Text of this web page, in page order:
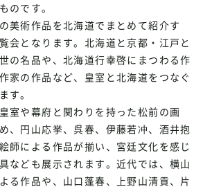
のです。
美術作品を北海道でまとめて紹介す
会となります。北海道と京都・江戸と
の名品や、北海道行幸啓にまつわる作
家の作品など、皇室と北海道をつなぐ
す。
室や幕府と関わりを持った松前の画
、円山応挙、呉春、伊藤若冲、酒井抱
師による作品が揃い、宮廷文化を感じ
なども展示されます。近代では、横山
る作品や、山口蓬春、上野山清貢、片